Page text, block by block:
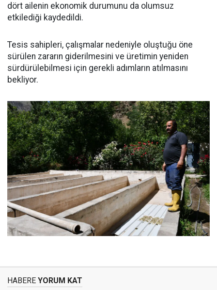
dört ailenin ekonomik durumunu da olumsuz
etkilediği kaydedildi.
Tesis sahipleri, çalışmalar nedeniyle oluştuğu öne
sürülen zararın giderilmesini ve üretimin yeniden
sürdürülebilmesi için gerekli adımların atılmasını
bekliyor.
HABERE YORUM KAT